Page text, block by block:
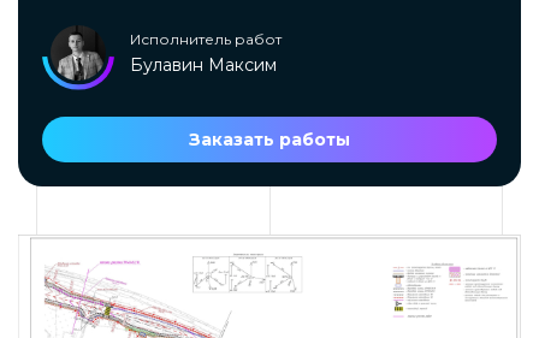
Исполнитель работ
Булавин Максим
Заказать работы